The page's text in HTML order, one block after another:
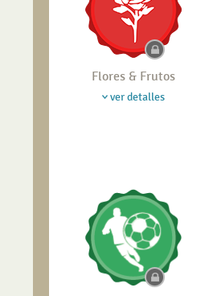
Flores & Frutos
ver detalles